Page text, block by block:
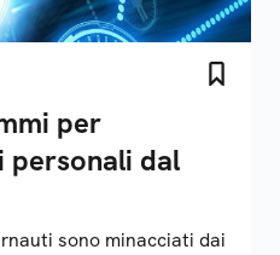
per
personali dal
sono minacciati dai